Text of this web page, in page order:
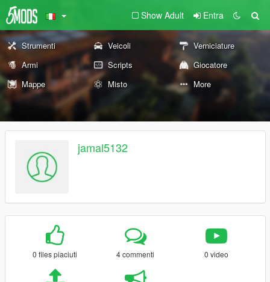
Show Adult Entra
Strumenti Veicoli
Verniciature
Armi
Scripts
Giocatore
Mappe
Misto More
jamal5132
0 files piaciuti 4 commenti 0 video